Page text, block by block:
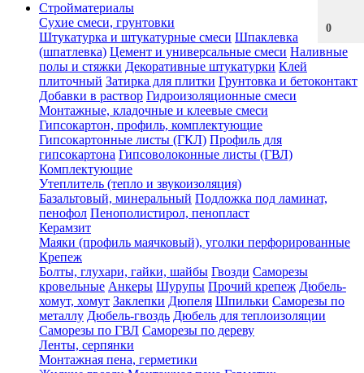
0
Стройматериалы
Сухие смеси, грунтовки
Штукатурка и штукатурные смеси Шпаклевка
(шпатлевка) Цемент и универсальные смеси Наливные
полы и стяжки Декоративные штукатурки Клей
плиточный Затирка для плитки Грунтовка и бетоконтакт
Добавки в раствор Гидроизоляционные смеси
Монтажные, кладочные и клеевые смеси
Гипсокартон, профиль, комплектующие
Гипсокартонные листы (ГКЛ) Профиль для
гипсокартона Гипсоволоконные листы (ГВЛ)
Комплектующие
Утеплитель (тепло и звукоизоляция)
Базальтовый, минеральный Подложка под ламинат,
пенофол Пенополистирол, пенопласт
Керамзит
Маяки (профиль маячковый), уголки перфорированные
Крепеж
Болты, глухари, гайки, шайбы Гвозди Саморезы
кровельные Анкеры Шурупы Прочий крепеж Дюбель-
хомут, хомут Заклепки Дюпеля Шпильки Саморезы по
металлу Дюбель-гвоздь Дюбель для теплоизоляции
Саморезы по ГВЛ Саморезы по дереву
Ленты, серпянки
Монтажная пена, герметики